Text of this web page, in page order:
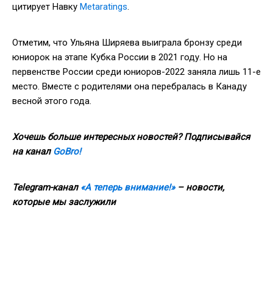
цитирует Навку Metaratings.
Отметим, что Ульяна Ширяева выиграла бронзу среди
юниорок на этапе Кубка России в 2021 году. Но на
первенстве России среди юниоров-2022 заняла лишь 11-е
место. Вместе с родителями она перебралась в Канаду
весной этого года.
Хочешь больше интересных новостей? Подписывайся
на канал GoBro!
Telegram-канал «А теперь внимание!»– новости,
которые мы заслужили